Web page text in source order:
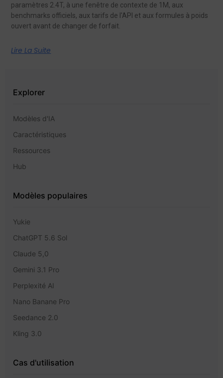
paramètres 2.4T, à une fenêtre de contexte de 1M, aux
benchmarks officiels, aux tarifs de l'API et aux formules à poids
ouvert avant de changer de forfait.
Lire La Suite
Explorer
Modèles d'IA
Caractéristiques
Ressources
Hub
Modèles populaires
Yukie
ChatGPT 5.6 Sol
Claude 5,0
Gemini 3.1 Pro
Perplexité AI
Nano Banane Pro
Seedance 2.0
Kling 3.0
Cas d'utilisation